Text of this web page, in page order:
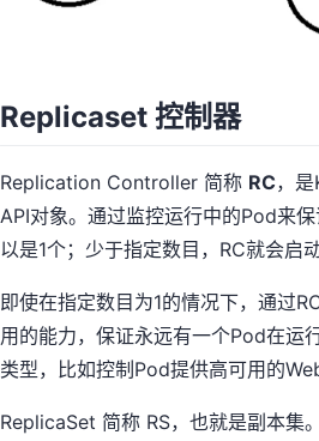
Replicaset 控制器
Replication Controller 简称 RC，
API对象。通过监控运行中的Pod来
以是1个；少于指定数目，RC就会启
即使在指定数目为1的情况下，通过
用的能力，保证永远有一个Pod在运
类型，比如控制Pod提供高可用的
ReplicaSet 简称 RS，也就是副本集